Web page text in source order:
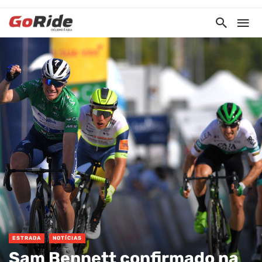
ESTRADA NOTÍCIAS
Sam Bennett confirmado na